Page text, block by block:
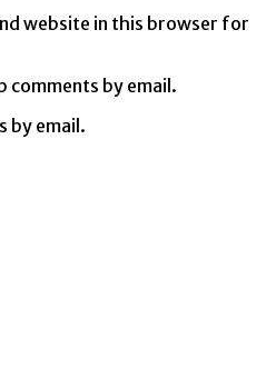
website in this browser for
by email.
by email.